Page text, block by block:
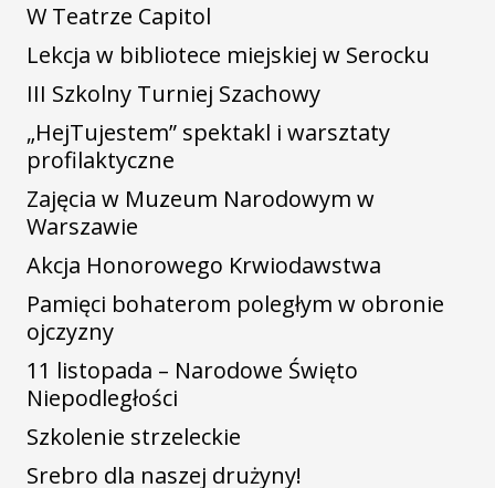
W Teatrze Capitol
Lekcja w bibliotece miejskiej w Serocku
III Szkolny Turniej Szachowy
„HejTujestem” spektakl i warsztaty
profilaktyczne
Zajęcia w Muzeum Narodowym w
Warszawie
Akcja Honorowego Krwiodawstwa
Pamięci bohaterom poległym w obronie
ojczyzny
11 listopada – Narodowe Święto
Niepodległości
Szkolenie strzeleckie
Srebro dla naszej drużyny!